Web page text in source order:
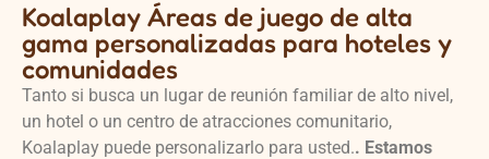
Koalaplay Áreas de juego de alta
gama personalizadas para hoteles y
comunidades
Tanto si busca un lugar de reunión familiar de alto nivel,
un hotel o un centro de atracciones comunitario,
Koalaplay puede personalizarlo para usted.. Estamos